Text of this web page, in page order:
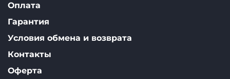
Оплата
Гарантия
Условия обмена и возврата
Контакты
Оферта